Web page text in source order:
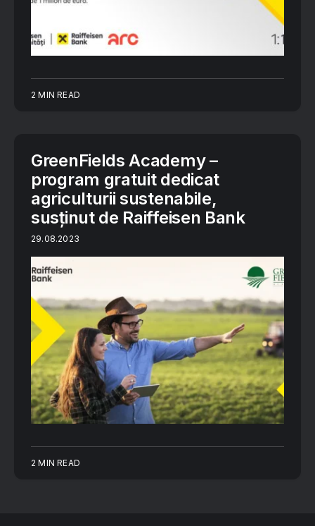
2 MIN READ
GreenFields Academy –
program gratuit dedicat
agriculturii sustenabile,
susținut de Raiffeisen Bank
29.08.2023
2 MIN READ